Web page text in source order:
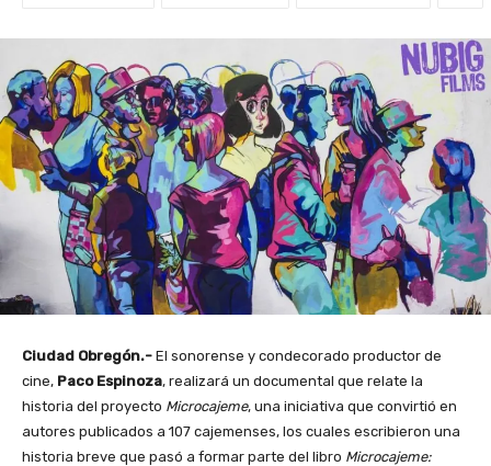
Ciudad Obregón.- El sonorense y condecorado productor de
cine, Paco Espinoza, realizará un documental que relate la
historia del proyecto Microcajeme, una iniciativa que convirtió en
autores publicados a 107 cajemenses, los cuales escribieron una
historia breve que pasó a formar parte del libro Microcajeme: